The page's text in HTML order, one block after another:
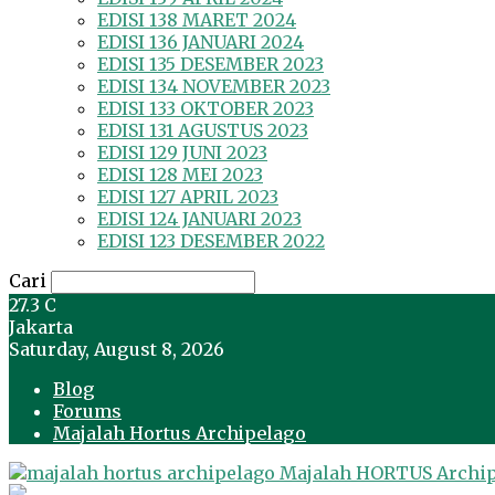
EDISI 138 MARET 2024
EDISI 136 JANUARI 2024
EDISI 135 DESEMBER 2023
EDISI 134 NOVEMBER 2023
EDISI 133 OKTOBER 2023
EDISI 131 AGUSTUS 2023
EDISI 129 JUNI 2023
EDISI 128 MEI 2023
EDISI 127 APRIL 2023
EDISI 124 JANUARI 2023
EDISI 123 DESEMBER 2022
Cari
27.3 C
Jakarta
Saturday, August 8, 2026
Blog
Forums
Majalah Hortus Archipelago
Majalah HORTUS